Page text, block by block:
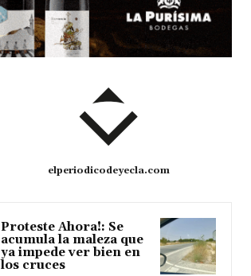
elperiodicodeyecla.com
Proteste Ahora!: Se
acumula la maleza que
ya impede ver bien en
los cruces